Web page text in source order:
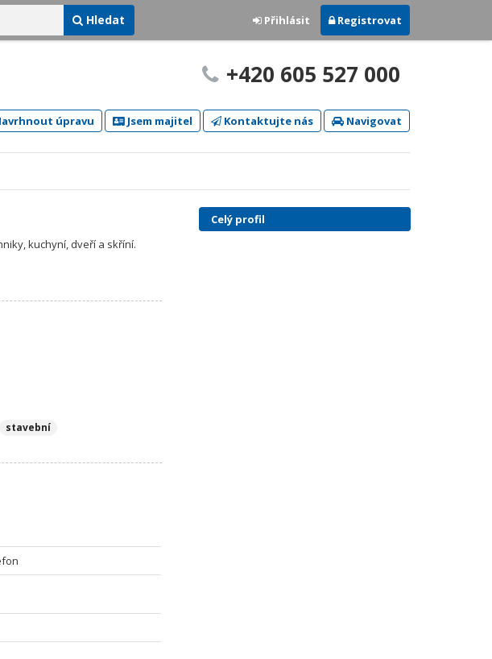
Hledat Přihlásit Registrovat
+420 605 527 000
úpravu Jsem majitel Kontaktujte nás Navigovat
kuchyní, dveří a skříní.
stavební
Celý profil